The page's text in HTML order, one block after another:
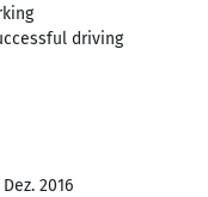
driving
2016